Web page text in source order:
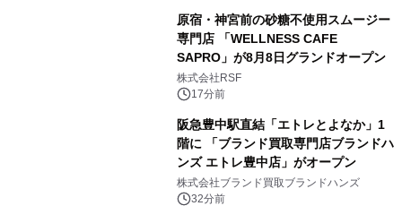
原宿・神宮前の砂糖不使用スムージー
専門店 「WELLNESS CAFE
SAPRO」が8月8日グランドオープン
株式会社RSF
17分前
阪急豊中駅直結「エトレとよなか」1
階に 「ブランド買取専門店ブランドハ
ンズ エトレ豊中店」がオープン
株式会社ブランド買取ブランドハンズ
32分前